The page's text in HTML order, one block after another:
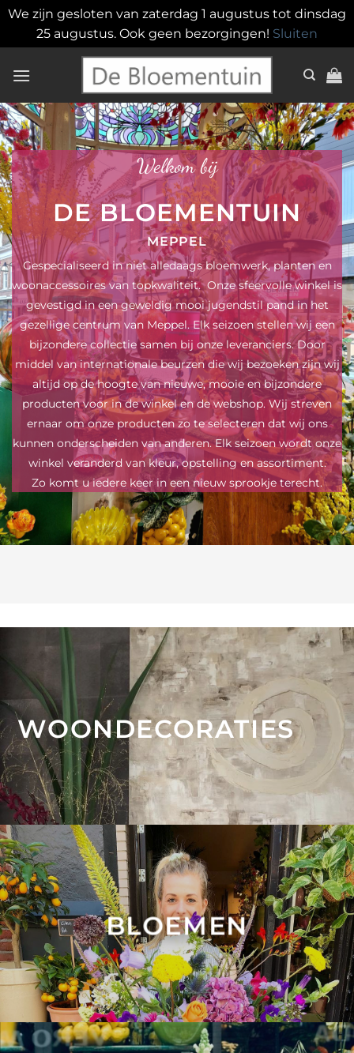
We zijn gesloten van zaterdag 1 augustus tot dinsdag
25 augustus. Ook geen bezorgingen! Sluiten
naar
Welkom bij
DE BLOEMENTUIN
MEPPEL
Gespecialiseerd in niet alledaags bloemwerk, planten en
woonaccessoires van topkwaliteit.Onze sfeervolle winkel is
gevestigd in een geweldig mooi jugendstil pand in het
gezellige centrum van Meppel. Elk seizoen stellen wij een
bijzondere collectie samen bij onze leveranciers. Door
middel van internationale beurzen die wij bezoeken zijn wij
altijd op de hoogte van nieuwe, mooie en bijzondere
producten voor in de winkel en de webshop. Wij streven
ernaar om onze producten zo te selecteren dat wij ons
kunnen onderscheiden van anderen. Elk seizoen wordt onze
winkel veranderd van kleur, opstelling en assortiment.
Zo komt u iedere keer in een nieuw sprookje terecht.
WOONDECORATIES
BLOEMEN